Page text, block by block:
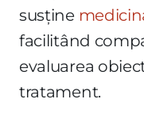
susține
facilitând
evaluarea
tratament.